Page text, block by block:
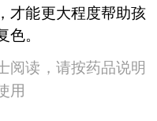
才能更大程度帮助孩
。
阅读，请按药品说明
用